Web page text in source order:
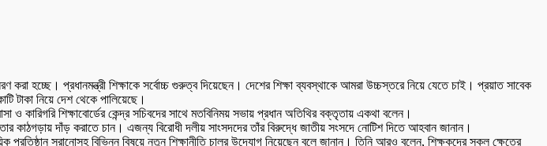
হচ্ছে। প্রধানমন্ত্রী শিক্ষাকে সর্বোচ্চ গুরুত্ব দিয়েছেন। দেশের শিক্ষা ব্যবস্থাকে আমরা উচ্চস্তরে নিয়ে যেতে চাই। প্রয়াত সাবেক
টাকা নিয়ে দেশ থেকে পালিয়েছে।
কারিগরি শিক্ষাবোর্ডের কেন্দ্র সচিবদের সাথে মতবিনিময় সভায় প্রধান অতিথির বক্তৃতায় একথা বলেন।
কাঠগড়ায় দাঁড় করাতে চান। এজন্য বিরোধী দলীয় সাংসদদের তাঁর বিরুদ্ধে জাতীয় সংসদে নোটিশ দিতে আহবান জানান।
প্রতিষ্ঠান সরানোসহ বিভিন্ন বিষয়ে নতুন শিক্ষানীতি চালুর উদ্যোগ নিয়েছেন বলে জানান। তিনি আরও বলেন, শিক্ষকদের সকল ক্ষেত্রে